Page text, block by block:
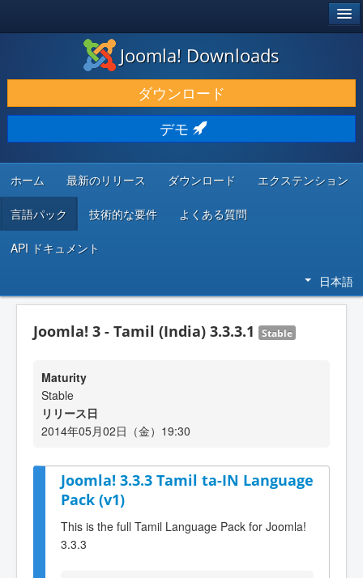
ダウンロードと機能拡張
発見と学び
コミュニティとサポート
開発者向けリソース
Joomla! Downloads
ダウンロード
デモ
ホーム 最新のリリース ダウンロード エクステンション
言語パック 技術的な要件 よくある質問
API ドキュメント
日本語
Joomla! 3 - Tamil (India) 3.3.3.1 Stable
Maturity
Stable
リリース日
2014年05月02日（金）19:30
Joomla! 3.3.3 Tamil ta-IN Language
Pack (v1)
This is the full Tamil Language Pack for Joomla!
3.3.3